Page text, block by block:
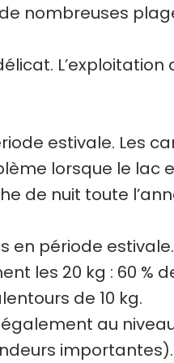
nombreuses
estivale. Les
lorsque le lac
de nuit toute
période
les 20 kg : 60 %
de 10 kg.
au
importantes).